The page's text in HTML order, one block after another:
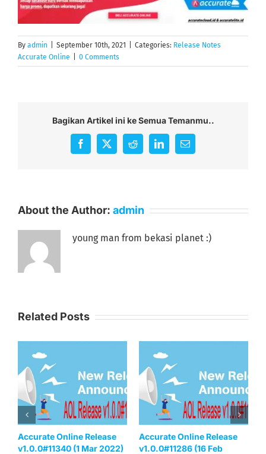
By admin September 10th, 2021 Categories: Release Notes
Accurate Online
0 Comments
Bagikan Artikel ini ke Semua Temanmu..
Facebook
X RedditLinkedInEmail
About the Author: admin
young man from bekasi planet :)
Related Posts
Accurate Online Release
v1.0.0#11340 (1 Mar 2022)
Accurate Online Release
v1.0.0#11286 (16 Feb